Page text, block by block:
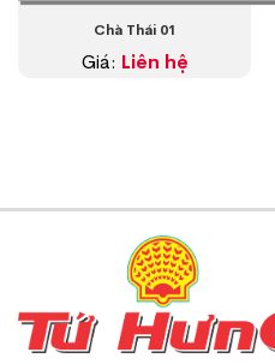
Chà Thái 01
Giá: Liên hệ